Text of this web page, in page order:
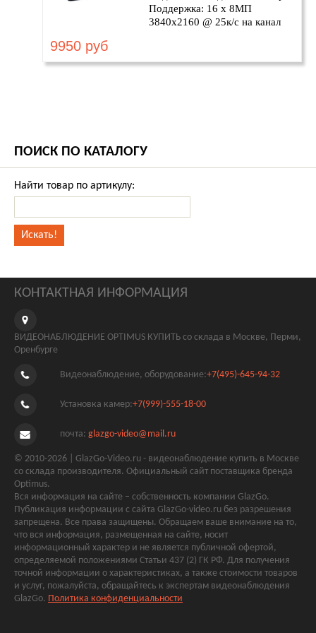
Поддержка: 16 х 8МП
3840х2160 @ 25к/с на канал
9950 руб
ПОИСК ПО КАТАЛОГУ
Найти товар по артикулу:
КОНТАКТНАЯ ИНФОРМАЦИЯ
ВИДЕОНАБЛЮДЕНИЕ OPTIMUS КУПИТЬ со склада в Москве, Перми,
Оренбурге
Видеонаблюдение, оборудование:+7(495)-645-94-32
Установка камер:+7(999)-555-18-00
почта: glazgo-video@mail.ru
© 2010-2026 | GlazGo-Video.ru - видеонаблюдение купить в Москве
со склада производителя. Официальный сайт поставщика бренда
Optimus.
Вся информация на сайте – собственность компании GlazGo.
Публикация информации с сайта GlazGo-video.ru без разрешения
запрещена. Все права защищены. Обращаем ваше внимание на то,
что вся информация, размещенная на сайте, носит
информационный характер и не является публичной офертой,
определяемой положениями Статьи 437 (2) ГК РФ. Для получения
точной информации о характеристиках, а также стоимости товаров
и услуг, пожалуйста, обращайтесь к экспертам видеонаблюдения
GlazGo. Политика конфиденциальности